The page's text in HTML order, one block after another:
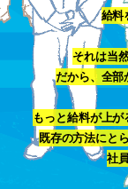
給料
それは当
だから、全部
もっと給料が上が
既存の方法にと
社